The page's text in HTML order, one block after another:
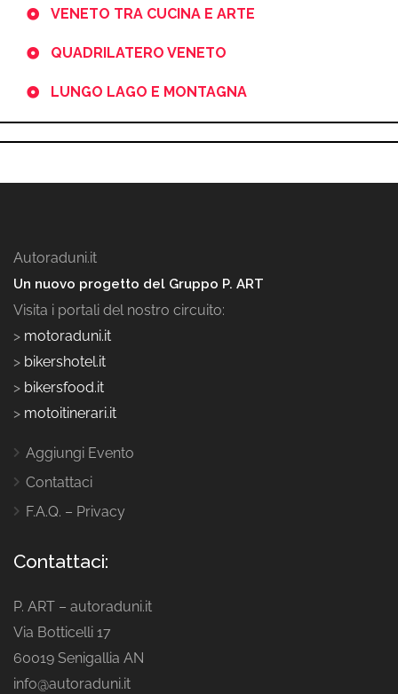
VENETO TRA CUCINA E ARTE
QUADRILATERO VENETO
LUNGO LAGO E MONTAGNA
Autoraduni.it
Un nuovo progetto del Gruppo P. ART
Visita i portali del nostro circuito:
> motoraduni.it
> bikershotel.it
> bikersfood.it
> motoitinerari.it
Aggiungi Evento
Contattaci
F.A.Q. – Privacy
Contattaci:
P. ART – autoraduni.it
Via Botticelli 17
60019 Senigallia AN
info@autoraduni.it